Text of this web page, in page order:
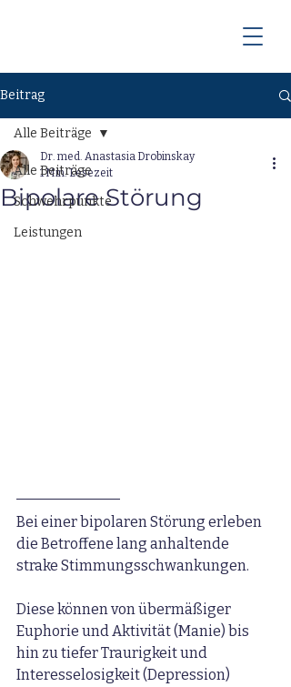
Beitrag
Alle Beiträge
Schwehrpunkte
Leistungen
Alle Beiträge
Bipolare Störung
Dr. med. Anastasia Drobinskay
1 Min. Lesezeit
Bei einer bipolaren Störung erleben
die Betroffene lang anhaltende
strake Stimmungsschwankungen.
Diese können von übermäßiger
Euphorie und Aktivität (Manie) bis
hin zu tiefer Traurigkeit und
Interesselosigkeit (Depression)